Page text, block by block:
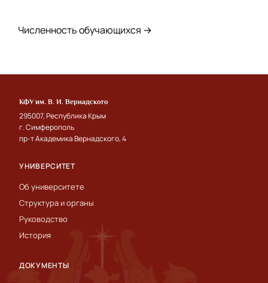
Численность обучающихся →
КФУ им. В. И. Вернадского
295007, Республика Крым
г. Симферополь
пр-т Академика Вернадского, 4
УНИВЕРСИТЕТ
Об университете
Структура и органы
Руководство
История
ДОКУМЕНТЫ